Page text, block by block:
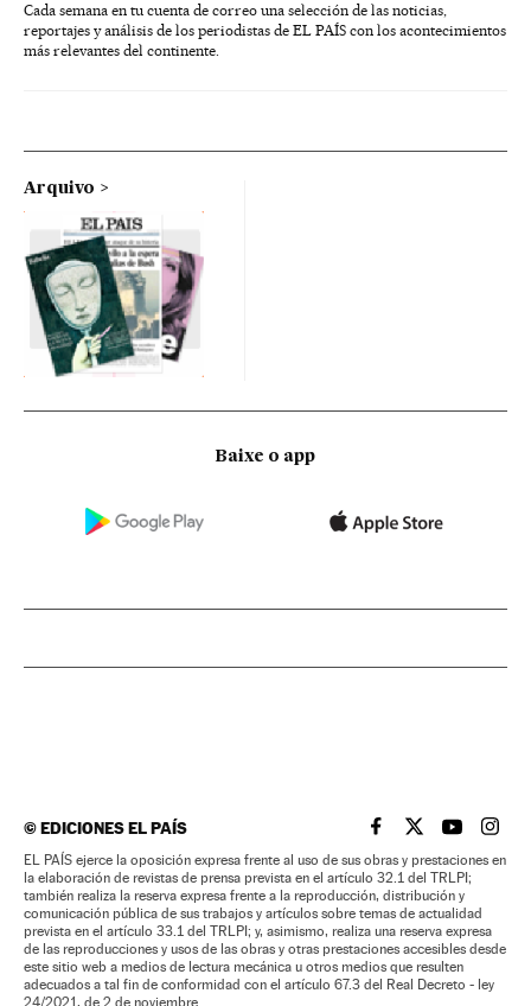
Cada semana en tu cuenta de correo una selección de las noticias,
reportajes y análisis de los periodistas de EL PAÍS con los acontecimientos
más relevantes del continente.
Arquivo
Baixe o app
©EDICIONES EL PAÍS EL PAÍS BRASIL EN
EL PAÍSEL PAÍS
EL
EL PAÍS ejerce la oposición expresa frente al uso de sus obras y prestaciones en
la elaboración de revistas de prensa prevista en el artículo 32.1 del TRLPI;
también realiza la reserva expresa frente a la reproducción, distribución y
comunicación pública de sus trabajos y artículos sobre temas de actualidad
prevista en el artículo 33.1 del TRLPI; y, asimismo, realiza una reserva expresa
de las reproducciones y usos de las obras y otras prestaciones accesibles desde
este sitio web a medios de lectura mecánica u otros medios que resulten
adecuados a tal fin de conformidad con el artículo 67.3 del Real Decreto - ley
24/2021, de 2 de noviembre